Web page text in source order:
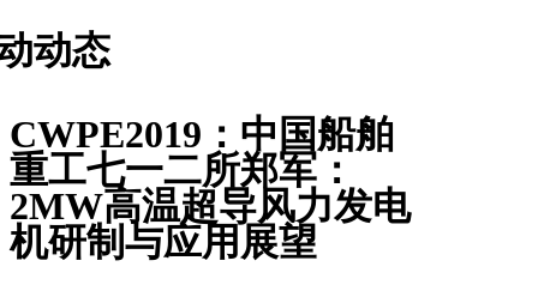
动态
CWPE2019：中国船舶
重工七一二所郑军：
2MW高温超导风力发电
机研制与应用展望